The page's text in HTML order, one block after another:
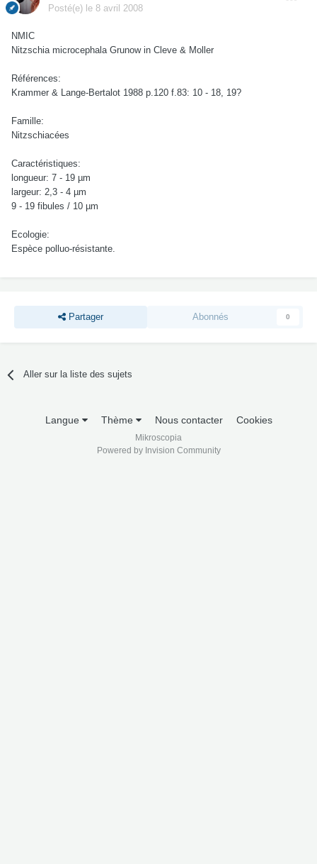
Posté(e) le 8 avril 2008
NMIC
Nitzschia microcephala Grunow in Cleve & Moller
Références:
Krammer & Lange-Bertalot 1988 p.120 f.83: 10 - 18, 19?
Famille:
Nitzschiacées
Caractéristiques:
longueur: 7 - 19 µm
largeur: 2,3 - 4 µm
9 - 19 fibules / 10 µm
Ecologie:
Espèce polluo-résistante.
Partager Abonnés 0
Aller sur la liste des sujets
Langue Thème Nous contacter Cookies
Mikroscopia
Powered by Invision Community